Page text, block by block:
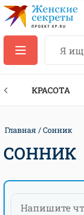
КРАСОТА
Главная Сонник
СОННИК